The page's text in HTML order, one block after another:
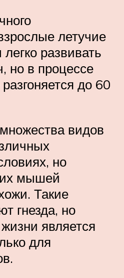
летучие
развивать
но в процессе
до 60
видов
но
мышей
Такие
гнезда, но
является
для